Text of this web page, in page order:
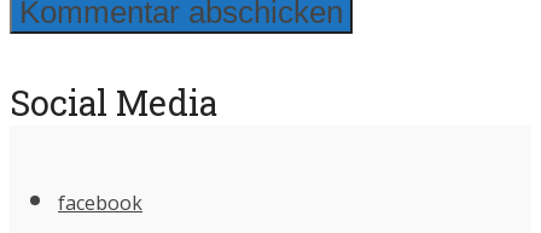
Social Media
facebook